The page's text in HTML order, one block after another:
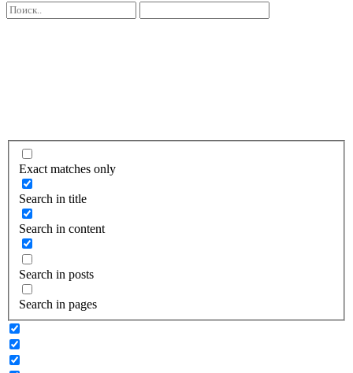
Exact matches only
Search in title
Search in content
Search in posts
Search in pages